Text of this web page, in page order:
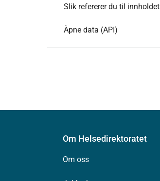
Slik refererer du til innholdet
Åpne data (API)
Om Helsedirektoratet
Om oss